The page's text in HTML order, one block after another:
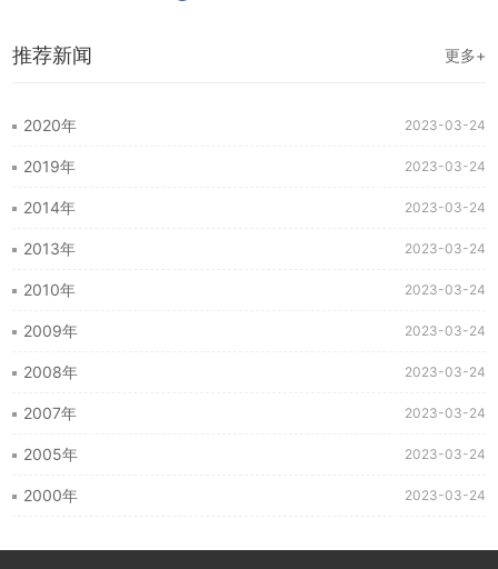
推荐新闻 更多+
2023-03-24
2020年
2023-03-24
2019年
2023-03-24
2014年
2023-03-24
2013年
2023-03-24
2010年
2023-03-24
2009年
2023-03-24
2008年
2023-03-24
2007年
2023-03-24
2005年
2023-03-24
2000年